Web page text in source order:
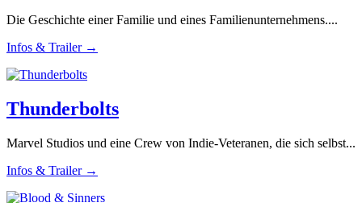
Die Geschichte einer Familie und eines Familienunternehmens....
Infos & Trailer →
Thunderbolts
Marvel Studios und eine Crew von Indie-Veteranen, die sich selbst...
Infos & Trailer →